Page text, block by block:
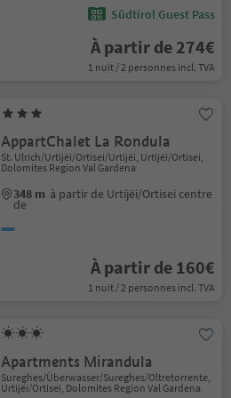
Südtirol Guest Pass
À partir de 274€
1 nuit / 2 personnes incl. TVA
AppartChalet La Rondula
St. Ulrich/Urtijëi/Ortisei/Urtijëi, Urtijëi/Ortisei,
Dolomites Region Val Gardena
348 m à partir de Urtijëi/Ortisei centre
de
À partir de 160€
1 nuit / 2 personnes incl. TVA
Apartments Mirandula
Sureghes/Überwasser/Sureghes/Oltretorrente,
Urtijëi/Ortisei, Dolomites Region Val Gardena